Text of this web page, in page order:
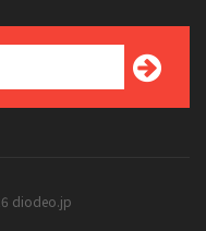
diodeo.jp